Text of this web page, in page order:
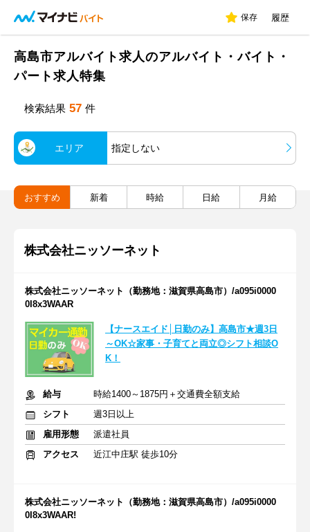
保存 履歴
高島市アルバイト求人のアルバイト・バイト・
パート求人特集
検索結果 57 件
エリア 指定しない
おすすめ 新着 時給 日給 月給
株式会社ニッソーネット
株式会社ニッソーネット（勤務地：滋賀県高島市）/a095i0000
0I8x3WAAR
【ナースエイド│日勤のみ】高島市★週3日
～OK☆家事・子育てと両立◎シフト相談O
K！
給与
時給1400～1875円＋交通費全額支給
シフト
週3日以上
雇用形態
派遣社員
アクセス
近江中庄駅 徒歩10分
株式会社ニッソーネット（勤務地：滋賀県高島市）/a095i0000
0I8x3WAAR!